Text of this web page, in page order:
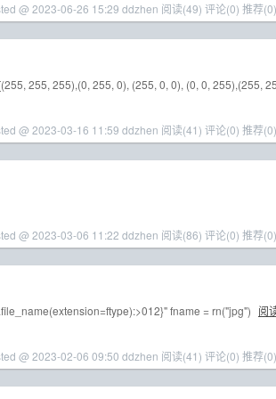
@ 2023-06-26 15:29 ddzhen 阅读(49) 评论(0) 推荐(0)
255, 255),(0, 255, 0), (255, 0, 0), (0, 0, 255),(255, 25
@ 2023-03-16 11:59 ddzhen 阅读(41) 评论(0) 推荐(0)
@ 2023-03-06 11:22 ddzhen 阅读(86) 评论(0) 推荐(0)
fname = rn("jpg") 阅
@ 2023-02-06 09:50 ddzhen 阅读(41) 评论(0) 推荐(0)